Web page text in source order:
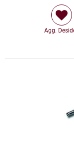
Agg.